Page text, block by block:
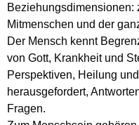
Beziehungsdimensionen:
Mitmenschen und der
Der Mensch kennt
von Gott, Krankheit und
Perspektiven, Heilung
herausgefordert,
Fragen.